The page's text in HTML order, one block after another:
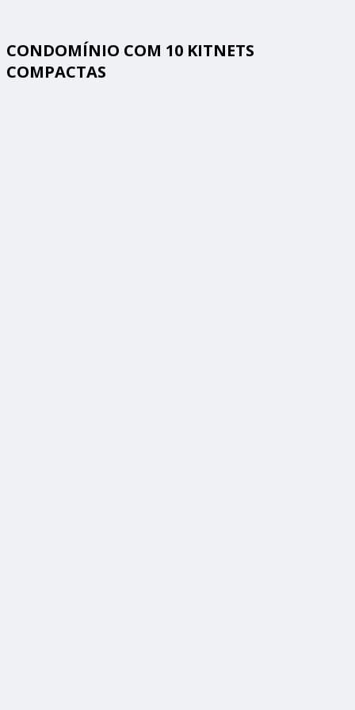
CONDOMÍNIO COM 10 KITNETS
COMPACTAS